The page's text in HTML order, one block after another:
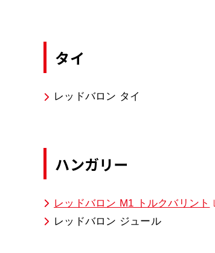
タイ
レッドバロン タイ
ハンガリー
レッドバロン M1 トルクバリント
レッドバロン ジュール